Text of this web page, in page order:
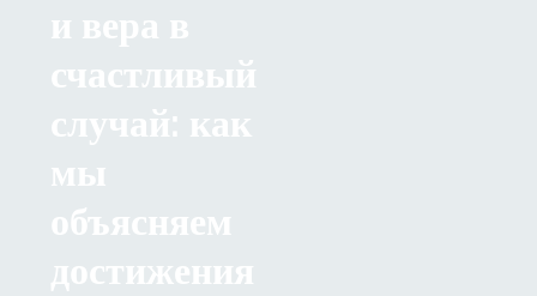
и вера в
счастливый
случай: как
мы
объясняем
достижения